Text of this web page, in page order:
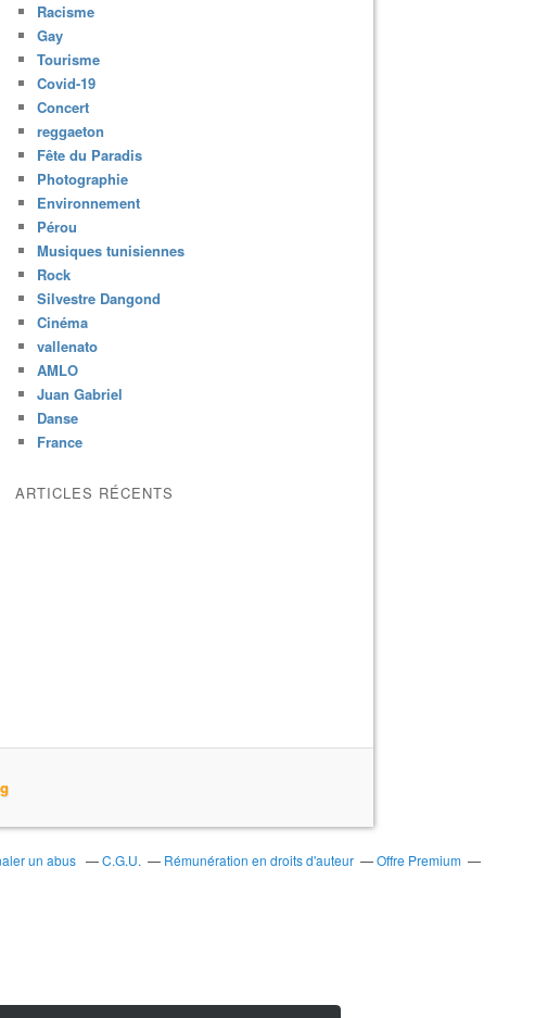
Racisme
Gay
Tourisme
Covid-19
Concert
reggaeton
Fête du Paradis
Photographie
Environnement
Pérou
Musiques tunisiennes
Rock
Silvestre Dangond
Cinéma
vallenato
AMLO
Juan Gabriel
Danse
France
ARTICLES RÉCENTS
un abus C.G.U. Rémunération en droits d'auteur
Offre Premium